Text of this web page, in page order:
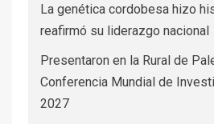
La genética cordobesa hizo
reafirmó su liderazgo nacional
Presentaron en la Rural de
Conferencia Mundial de
2027